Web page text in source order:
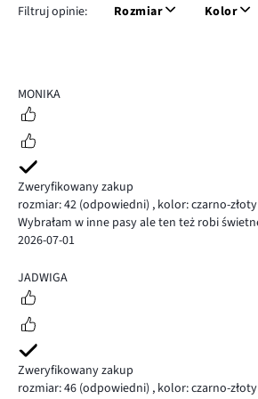
Filtruj opinie: Rozmiar Kolor
5
MONIKA
Zweryfikowany zakup
rozmiar: 42 (odpowiedni) , kolor: czarno-złoty
Wybrałam w inne pasy ale ten też robi
2026-07-01
5
JADWIGA
Zweryfikowany zakup
rozmiar: 46 (odpowiedni) , kolor: czarno-złoty